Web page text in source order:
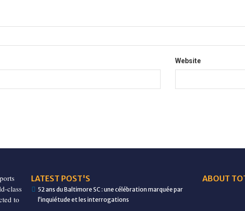
Website
class
to
LATEST POST'S
52 ans du Baltimore SC : une célébration marquée par
l’inquiétude et les interrogations
ABOUT